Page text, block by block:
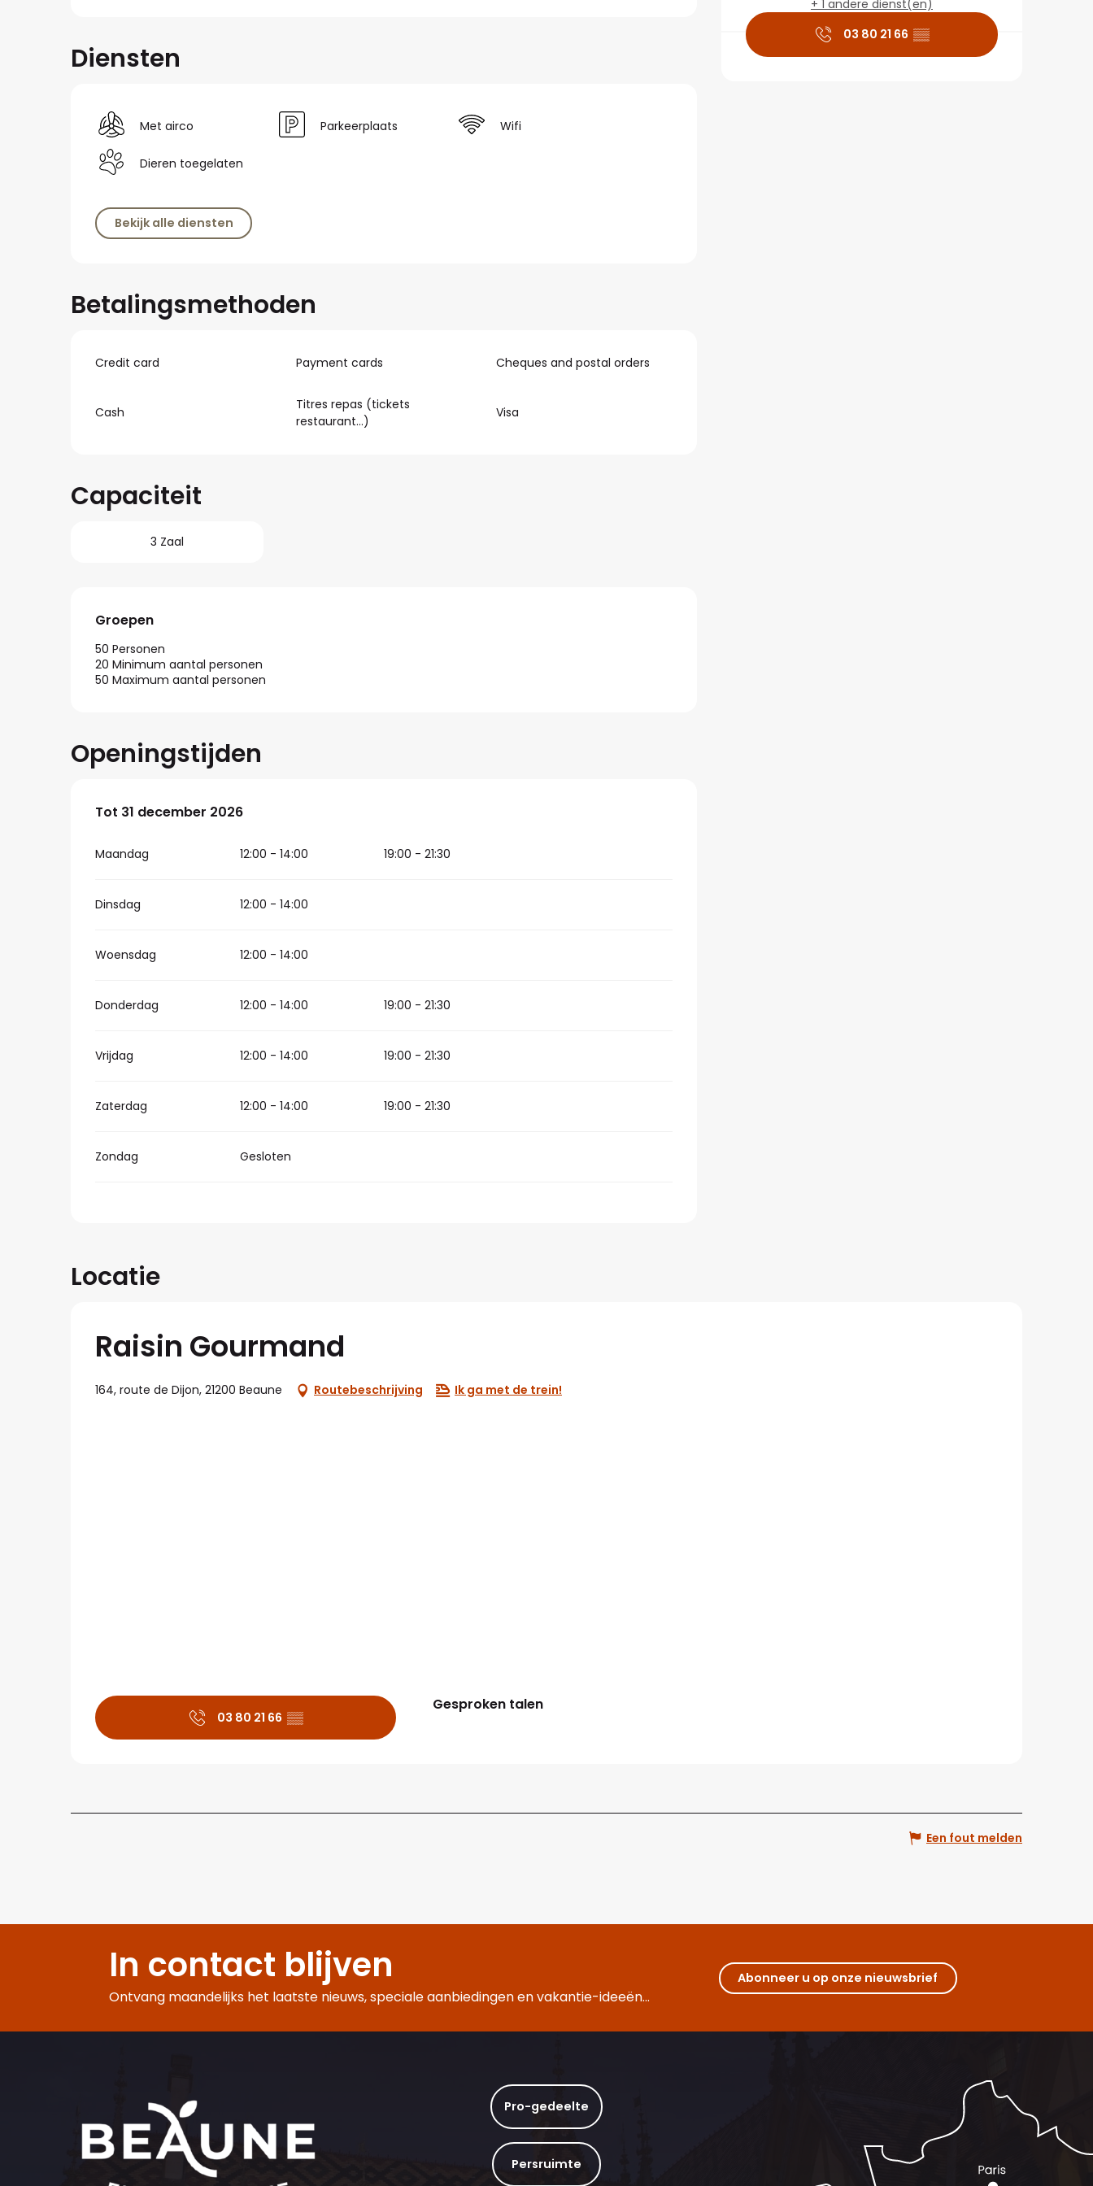
+ 1 andere dienst(en)
03 80 21 66 ▒▒
Diensten
Met airco Parkeerplaats Wifi
Dieren toegelaten
Bekijk alle diensten
Betalingsmethoden
Credit card Payment cards Cheques and postal orders
Cash
Titres repas (tickets
restaurant…)
Visa
Capaciteit
3 Zaal
Groepen
Groepen
50 Personen
20 Minimum aantal personen
50 Maximum aantal personen
Openingstijden
Vanaf 5 januari 2026tot
Tot 31 december 2026
Maandag 12:00 - 14:00 19:00 - 21:30
Dinsdag 12:00 - 14:00
Woensdag 12:00 - 14:00
Donderdag 12:00 - 14:00 19:00 - 21:30
Vrijdag 12:00 - 14:00 19:00 - 21:30
Zaterdag 12:00 - 14:00 19:00 - 21:30
Zondag Gesloten
Locatie
Raisin Gourmand
164, route de Dijon, 21200 Beaune Routebeschrijving Ik ga met de trein!
03 80 21 66 ▒▒
Gesproken talen
Gesproken talen
Een fout melden
In contact blijven
Ontvang maandelijks het laatste nieuws, speciale aanbiedingen en vakantie-ideeën...
Abonneer u op onze nieuwsbrief
Pro-gedeelte
Persruimte